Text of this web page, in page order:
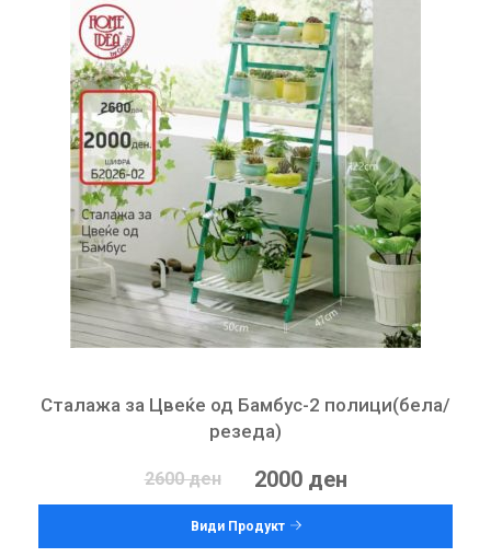
Сталажа за Цвеќе од Бамбус-2 полици(бела/
резеда)
2600 ден 2000 ден
Види Продукт